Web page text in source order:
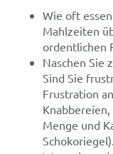
Wie oft
Mahlzeiten
ordentlichen
Naschen Sie
Sind Sie
Frustration
Menge und
Schokoriegel).